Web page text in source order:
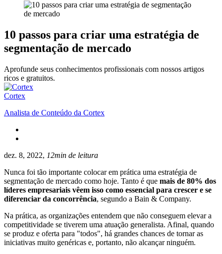
10 passos para criar uma estratégia de
segmentação de mercado
Aprofunde seus conhecimentos profissionais com nossos artigos
ricos e gratuitos.
Cortex
Analista de Conteúdo da Cortex
dez. 8, 2022, 12min de leitura
Nunca foi tão importante colocar em prática uma estratégia de
segmentação de mercado como hoje. Tanto é que mais de 80% dos
líderes empresariais vêem isso como essencial para crescer e se
diferenciar da concorrência, segundo a Bain & Company.
Na prática, as organizações entendem que não conseguem elevar a
competitividade se tiverem uma atuação generalista. Afinal, quando
se produz e oferta para "todos", há grandes chances de tornar as
iniciativas muito genéricas e, portanto, não alcançar ninguém.